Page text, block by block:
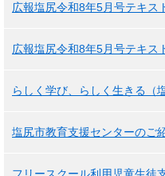
広報塩尻令和8年5月号テキス
広報塩尻令和8年5月号テキス
らしく学び、らしく生きる（
塩尻市教育支援センターのご